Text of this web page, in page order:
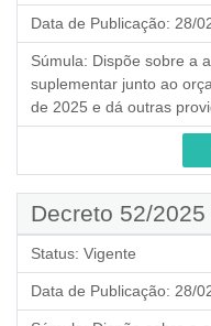
Data de Publicação: 28/
Súmula: Dispõe sobre a
suplementar junto ao
de 2025 e dá outras
Decreto 52/2025
Status: Vigente
Data de Publicação: 28/